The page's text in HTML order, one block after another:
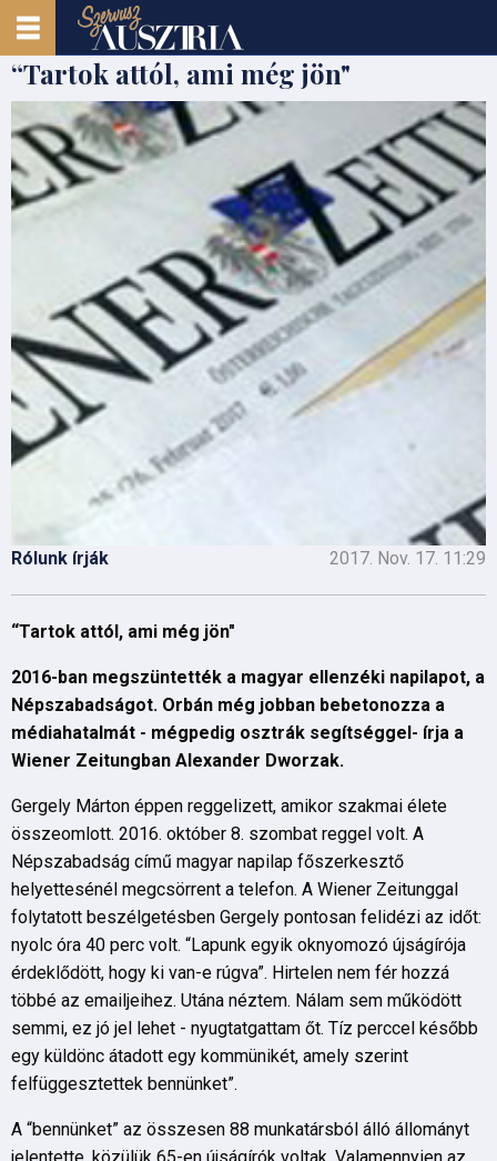
“Tartok attól, ami még jön"
Rólunk írják 2017. Nov. 17. 11:29
“Tartok attól, ami még jön"
2016-ban megszüntették a magyar ellenzéki napilapot, a
Népszabadságot. Orbán még jobban bebetonozza a
médiahatalmát - mégpedig osztrák segítséggel- írja a
Wiener Zeitungban Alexander Dworzak.
Gergely Márton éppen reggelizett, amikor szakmai élete
összeomlott. 2016. október 8. szombat reggel volt. A
Népszabadság című magyar napilap főszerkesztő
helyettesénél megcsörrent a telefon. A Wiener Zeitunggal
folytatott beszélgetésben Gergely pontosan felidézi az időt:
nyolc óra 40 perc volt. “Lapunk egyik oknyomozó újságírója
érdeklődött, hogy ki van-e rúgva”. Hirtelen nem fér hozzá
többé az emailjeihez. Utána néztem. Nálam sem működött
semmi, ez jó jel lehet - nyugtatgattam őt. Tíz perccel később
egy küldönc átadott egy kommünikét, amely szerint
felfüggesztettek bennünket”.
A “bennünket” az összesen 88 munkatársból álló állományt